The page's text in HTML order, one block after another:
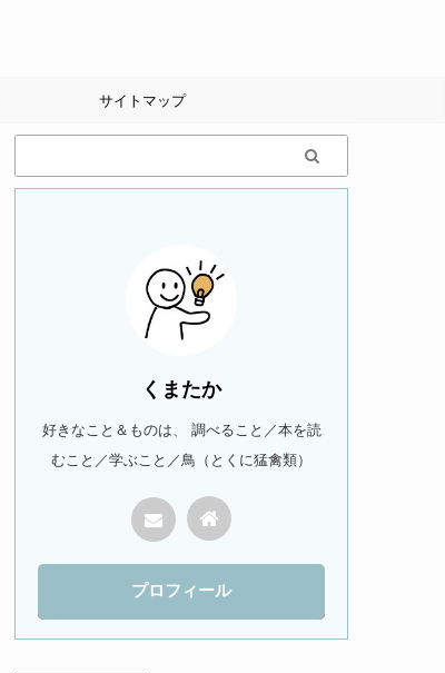
サイトマップ
くまたか
好きなこと＆ものは、 調べること／本を読
むこと／学ぶこと／鳥（とくに猛禽類）
プロフィール